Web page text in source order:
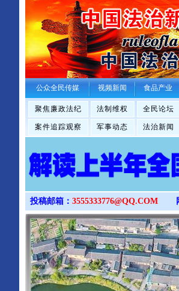
公众全民传媒 视频新闻 食品产业
聚焦廉政法纪 法制维权 全民论坛
案件追踪观察 军事动态 法治新闻
投稿邮箱： 3555333776@QQ.COM